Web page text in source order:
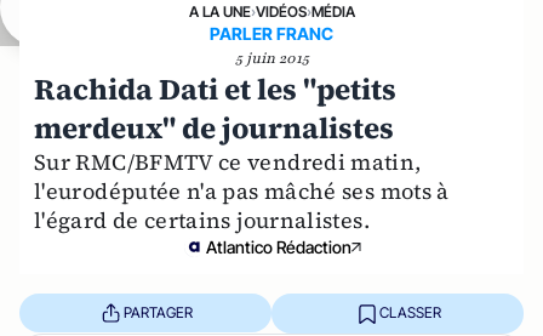
A LA UNE›VIDÉOS›MÉDIA
PARLER FRANC
5 juin 2015
Rachida Dati et les "petits
merdeux" de journalistes
Sur RMC/BFMTV ce vendredi matin,
l'eurodéputée n'a pas mâché ses mots à
l'égard de certains journalistes.
Atlantico Rédaction
PARTAGER CLASSER